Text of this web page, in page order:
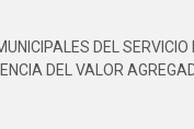
DEL
DEL VALOR